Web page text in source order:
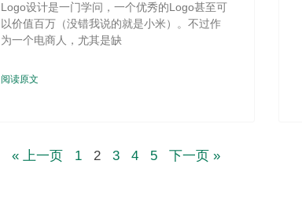
Logo设计是一门学问，一个优秀的Logo甚至可
以价值百万（没错我说的就是小米）。不过作
为一个电商人，尤其是缺
阅读原文
« 上一页 1 2 3 4 5 下一页 »